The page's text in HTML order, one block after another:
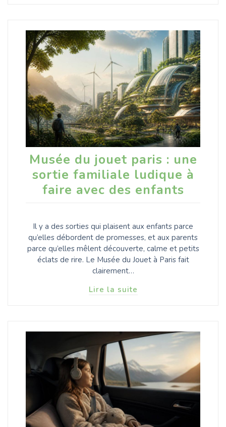
Musée du jouet paris : une
sortie familiale ludique à
faire avec des enfants
Il y a des sorties qui plaisent aux enfants parce
qu’elles débordent de promesses, et aux parents
parce qu’elles mêlent découverte, calme et petits
éclats de rire. Le Musée du Jouet à Paris fait
clairement…
Lire la suite